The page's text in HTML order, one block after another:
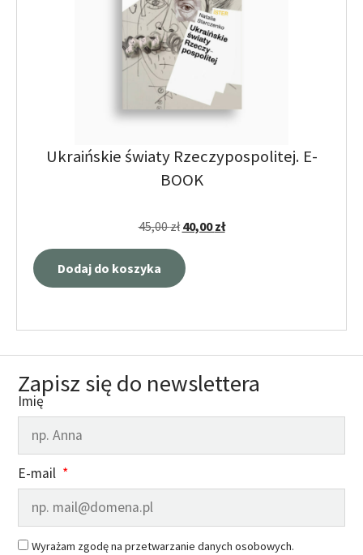
Ukraińskie światy Rzeczypospolitej. E-
BOOK
45,00zł 40,00zł
Dodaj do koszyka
Zapisz się do newslettera
Imię
E-mail
Wyrażam zgodę na przetwarzanie danych osobowych.